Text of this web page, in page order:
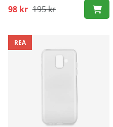
98 kr 195 kr
REA